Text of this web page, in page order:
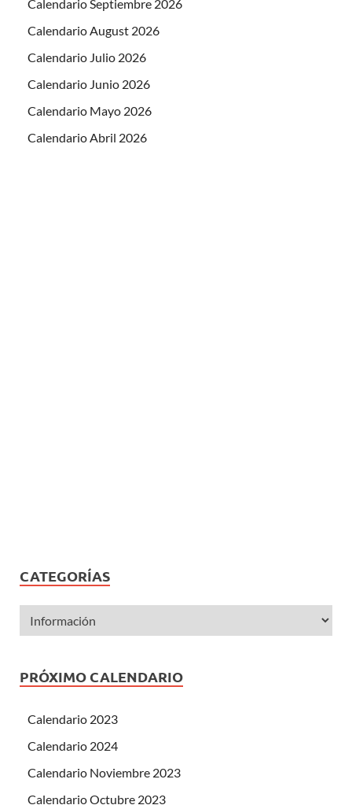
Calendario Septiembre 2026
Calendario August 2026
Calendario Julio 2026
Calendario Junio 2026
Calendario Mayo 2026
Calendario Abril 2026
CATEGORÍAS
PRÓXIMO CALENDARIO
Calendario 2023
Calendario 2024
Calendario Noviembre 2023
Calendario Octubre 2023